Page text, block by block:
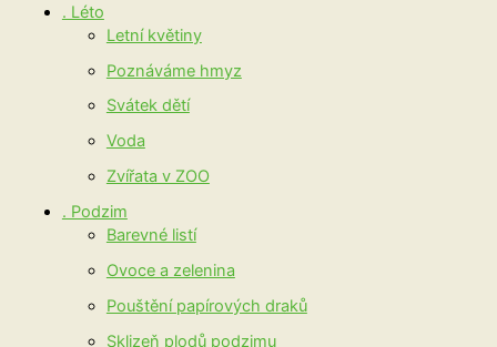
. Léto
Letní květiny
Poznáváme hmyz
Svátek dětí
Voda
Zvířata v ZOO
. Podzim
Barevné listí
Ovoce a zelenina
Pouštění papírových draků
Sklizeň plodů podzimu